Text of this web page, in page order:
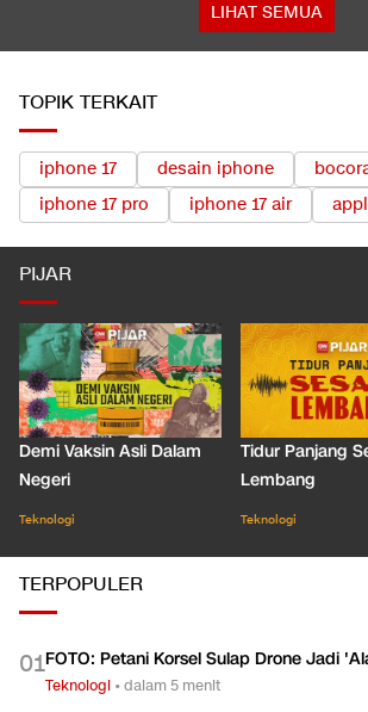
LIHAT SEMUA
TOPIK TERKAIT
iphone 17 desain iphone
iphone 17 pro
iphone 17 air
PIJAR
Demi Vaksin Asli Dalam
Negeri
Teknologi
Tidur Panjang
Lembang
Teknologi
TERPOPULER
01FOTO: Petani Korsel Sulap Drone Jadi
Teknologi •dalam 5 menit